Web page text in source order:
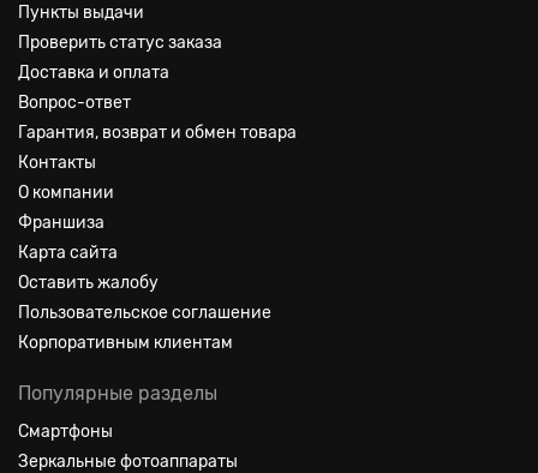
Пункты выдачи
Проверить статус заказа
Доставка и оплата
Вопрос-ответ
Гарантия, возврат и обмен товара
Контакты
О компании
Франшиза
Карта сайта
Оставить жалобу
Пользовательское соглашение
Корпоративным клиентам
Популярные разделы
Смартфоны
Зеркальные фотоаппараты